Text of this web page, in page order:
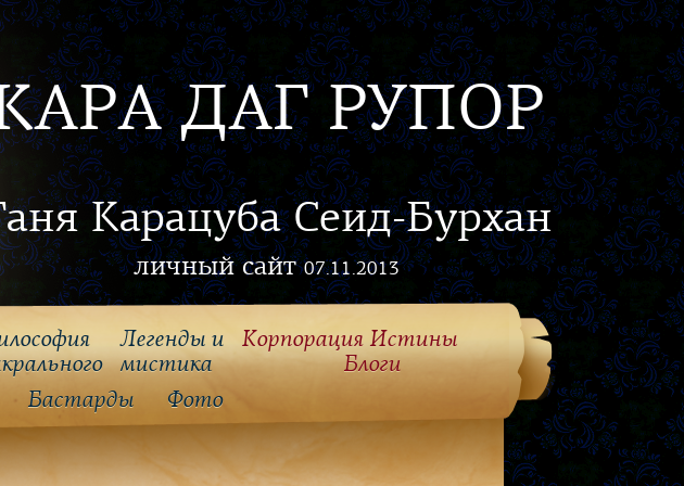
ДАГ РУПОР
Карацуба Сеид-Бурхан
личный сайт07.11.2013
Легенды и
мистика
Корпорация Истины
Блоги
Бастарды Фото